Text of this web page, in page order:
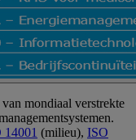
mondiaal verstrekte
14001 (milieu), ISO